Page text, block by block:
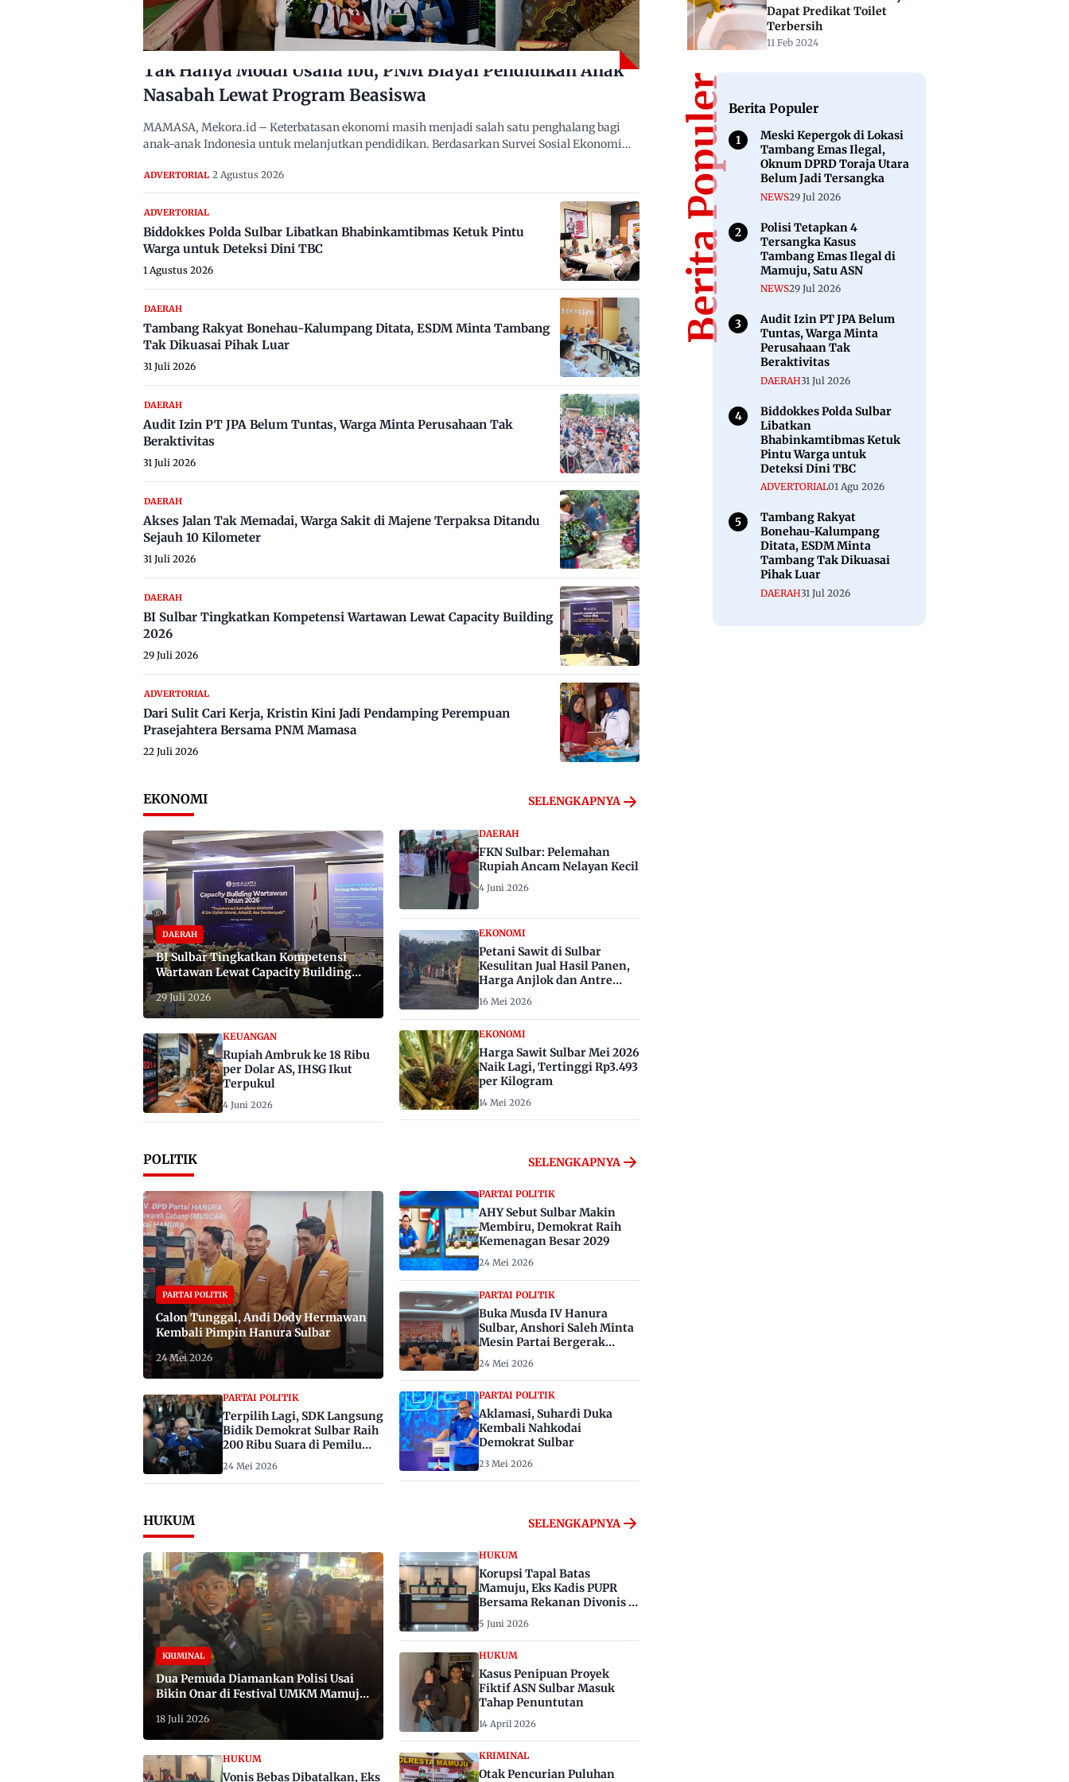
Tak Hanya Modal Usaha Ibu, PNM Biayai Pendidikan Anak
Nasabah Lewat Program Beasiswa
MAMASA, Mekora.id – Keterbatasan ekonomi masih menjadi salah satu penghalang bagi
anak-anak Indonesia untuk melanjutkan pendidikan. Berdasarkan Survei Sosial Ekonomi…
ADVERTORIAL 2 Agustus 2026
ADVERTORIAL
Biddokkes Polda Sulbar Libatkan Bhabinkamtibmas Ketuk Pintu
Warga untuk Deteksi Dini TBC
1 Agustus 2026
DAERAH
Tambang Rakyat Bonehau-Kalumpang Ditata, ESDM Minta Tambang
Tak Dikuasai Pihak Luar
31 Juli 2026
DAERAH
Audit Izin PT JPA Belum Tuntas, Warga Minta Perusahaan Tak
Beraktivitas
31 Juli 2026
DAERAH
Akses Jalan Tak Memadai, Warga Sakit di Majene Terpaksa Ditandu
Sejauh 10 Kilometer
31 Juli 2026
DAERAH
BI Sulbar Tingkatkan Kompetensi Wartawan Lewat Capacity Building
2026
29 Juli 2026
ADVERTORIAL
Dari Sulit Cari Kerja, Kristin Kini Jadi Pendamping Perempuan
Prasejahtera Bersama PNM Mamasa
22 Juli 2026
EKONOMI SELENGKAPNYA
DAERAH
BI Sulbar Tingkatkan Kompetensi
Wartawan Lewat Capacity Building
29 Juli 2026
KEUANGAN
Rupiah Ambruk ke 18 Ribu
per Dolar AS, IHSG Ikut
Terpukul
4 Juni 2026
DAERAH
FKN Sulbar: Pelemahan
Rupiah Ancam Nelayan Kecil
4 Juni 2026
EKONOMI
Petani Sawit di Sulbar
Kesulitan Jual Hasil Panen,
Harga Anjlok dan Antre
Berhari-hari
16 Mei 2026
EKONOMI
Harga Sawit Sulbar Mei 2026
Naik Lagi, Tertinggi Rp3.493
per Kilogram
14 Mei 2026
POLITIK SELENGKAPNYA
PARTAI POLITIK
Calon Tunggal, Andi Dody Hermawan
Kembali Pimpin Hanura Sulbar
24 Mei 2026
PARTAI POLITIK
Terpilih Lagi, SDK Langsung
Bidik Demokrat Sulbar Raih
200 Ribu Suara di Pemilu
2029
24 Mei 2026
PARTAI POLITIK
AHY Sebut Sulbar Makin
Membiru, Demokrat Raih
Kemenagan Besar 2029
24 Mei 2026
PARTAI POLITIK
Buka Musda IV Hanura
Sulbar, Anshori Saleh Minta
Mesin Partai Bergerak
24 Mei 2026
PARTAI POLITIK
Aklamasi, Suhardi Duka
Kembali Nahkodai
Demokrat Sulbar
23 Mei 2026
HUKUM SELENGKAPNYA
KRIMINAL
Dua Pemuda Diamankan Polisi Usai
Bikin Onar di Festival UMKM Mamuju,
Satu Bawa Badik
18 Juli 2026
HUKUM
Vonis Bebas Dibatalkan, Eks
HUKUM
Korupsi Tapal Batas
Mamuju, Eks Kadis PUPR
Bersama Rekanan Divonis 6
dan 8 Tahun Penjara
5 Juni 2026
HUKUM
Kasus Penipuan Proyek
Fiktif ASN Sulbar Masuk
Tahap Penuntutan
14 April 2026
KRIMINAL
Otak Pencurian Puluhan
Dapat Predikat Toilet
Terbersih
11 Feb 2024
Berita PopulerBerita Populer
Meski Kepergok di Lokasi
Tambang Emas Ilegal,
Oknum DPRD Toraja Utara
Belum Jadi Tersangka
NEWS29 Jul 2026
Polisi Tetapkan 4
Tersangka Kasus
Tambang Emas Ilegal di
Mamuju, Satu ASN
NEWS29 Jul 2026
Audit Izin PT JPA Belum
Tuntas, Warga Minta
Perusahaan Tak
Beraktivitas
DAERAH31 Jul 2026
Biddokkes Polda Sulbar
Libatkan
Bhabinkamtibmas Ketuk
Pintu Warga untuk
Deteksi Dini TBC
ADVERTORIAL01 Agu 2026
Tambang Rakyat
Bonehau-Kalumpang
Ditata, ESDM Minta
Tambang Tak Dikuasai
Pihak Luar
DAERAH31 Jul 2026